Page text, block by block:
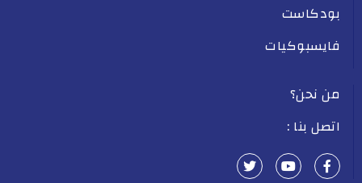
بودكاست
فايسبوكيات
من نحن؟
اتصل بنا :